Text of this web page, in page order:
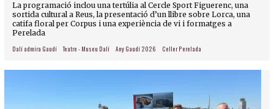
La programació inclou una tertúlia al Cercle Sport Figuerenc, una
sortida cultural a Reus, la presentació d’un llibre sobre Lorca, una
catifa floral per Corpus i una experiència de vi i formatges a
Perelada
Dalí admira Gaudí Teatre - Museu Dalí Any Gaudí 2026 Celler Perelada